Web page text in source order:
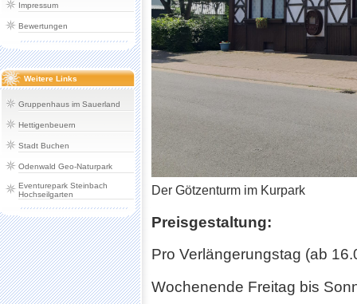
Impressum
Bewertungen
Weitere Links
Gruppenhaus im Sauerland
Hettigenbeuern
Stadt Buchen
Odenwald Geo-Naturpark
Eventurepark Steinbach
Hochseilgarten
Der Götzenturm im Kurpark
Preisgestaltung:
Pro Verlängerungstag (ab
Wochenende Freitag bis